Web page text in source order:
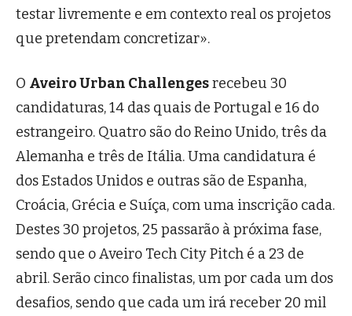
testar livremente e em contexto real os projetos
que pretendam concretizar».
O Aveiro Urban Challengesrecebeu 30
candidaturas, 14 das quais de Portugal e 16 do
estrangeiro. Quatro são do Reino Unido, três da
Alemanha e três de Itália. Uma candidatura é
dos Estados Unidos e outras são de Espanha,
Croácia, Grécia e Suíça, com uma inscrição cada.
Destes 30 projetos, 25 passarão à próxima fase,
sendo que o Aveiro Tech City Pitch é a 23 de
abril. Serão cinco finalistas, um por cada um dos
desafios, sendo que cada um irá receber 20 mil